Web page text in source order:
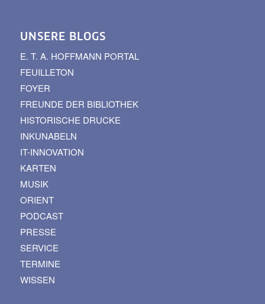
UNSERE BLOGS
E. T. A. HOFFMANN PORTAL
FEUILLETON
FOYER
FREUNDE DER BIBLIOTHEK
HISTORISCHE DRUCKE
INKUNABELN
IT-INNOVATION
KARTEN
MUSIK
ORIENT
PODCAST
PRESSE
SERVICE
TERMINE
WISSEN